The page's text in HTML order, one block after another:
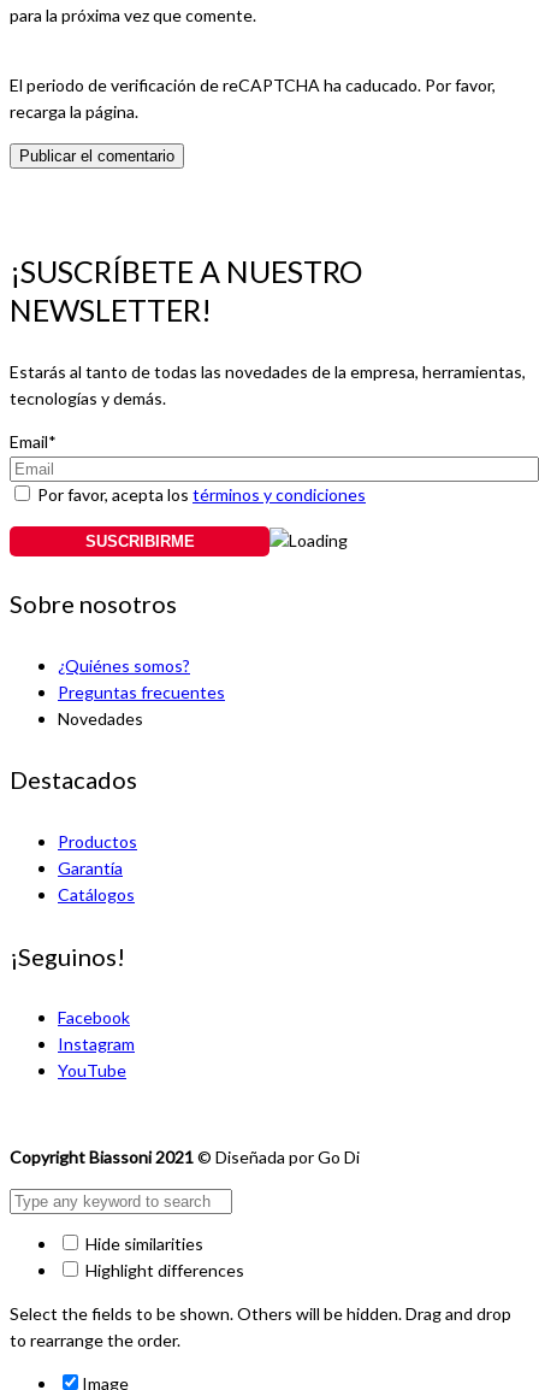
para la próxima vez que comente.
El periodo de verificación de reCAPTCHA ha caducado. Por favor,
recarga la página.
¡SUSCRÍBETE A NUESTRO
NEWSLETTER!
Estarás al tanto de todas las novedades de la empresa, herramientas,
tecnologías y demás.
Email*
Por favor, acepta los términos y condiciones
Sobre nosotros
¿Quiénes somos?
Preguntas frecuentes
Novedades
Destacados
Productos
Garantía
Catálogos
¡Seguinos!
Facebook
Instagram
YouTube
Copyright Biassoni 2021© Diseñada por Go Di
Hide similarities
Highlight differences
Select the fields to be shown. Others will be hidden. Drag and drop
to rearrange the order.
Image